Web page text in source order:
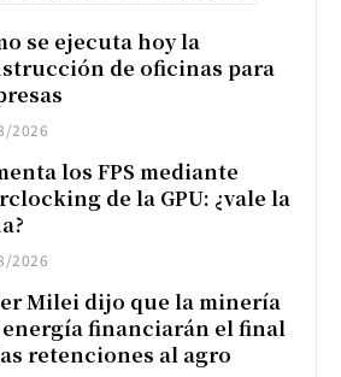
se ejecuta hoy la
de oficinas para
2026
los FPS mediante
de la GPU: ¿vale la
2026
Milei dijo que la minería
energía financiarán el final
retenciones al agro